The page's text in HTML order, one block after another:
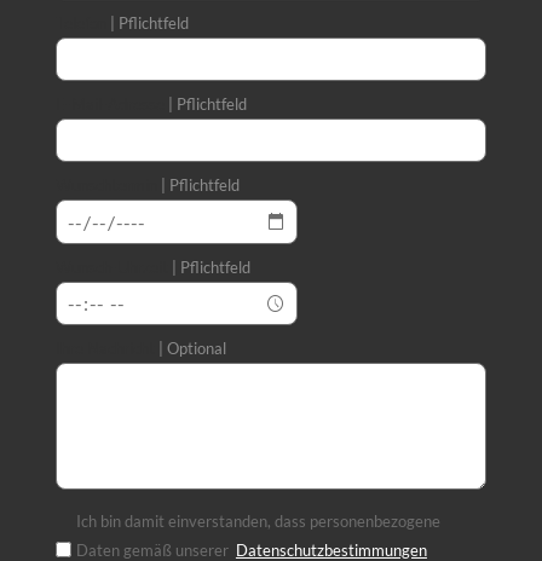
Pflichtfeld
Pflichtfeld
Pflichtfeld
Pflichtfeld
Optional
Ich bin damit einverstanden, dass personenbezogene
Daten gemäß unserer Datenschutzbestimmungen(Öffnet in einem